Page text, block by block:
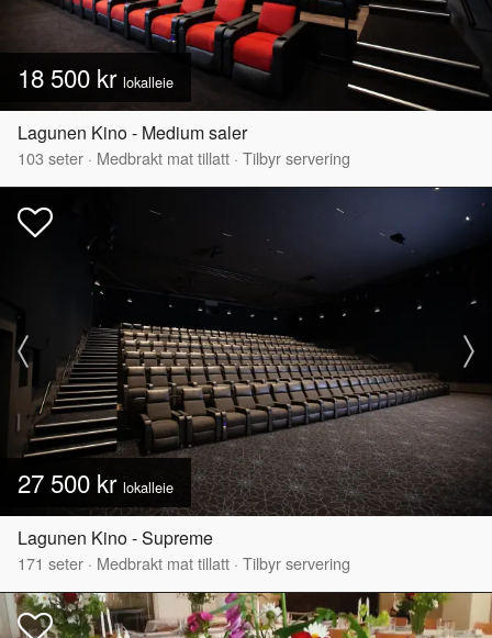
18 500 kr lokalleie
Lagunen Kino - Medium saler
103 seter · Medbrakt mat tillatt · Tilbyr servering
27 500 kr lokalleie
Lagunen Kino - Supreme
171 seter · Medbrakt mat tillatt · Tilbyr servering